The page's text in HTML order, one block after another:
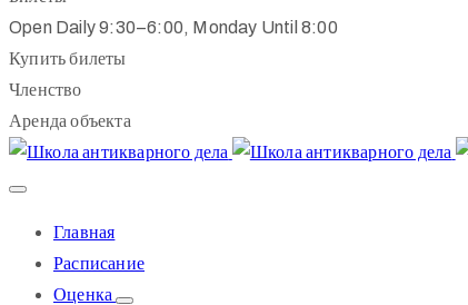
Open Daily 9:30–6:00, Monday Until 8:00
Купить билеты
Членство
Аренда объекта
Главная
Расписание
Оценка